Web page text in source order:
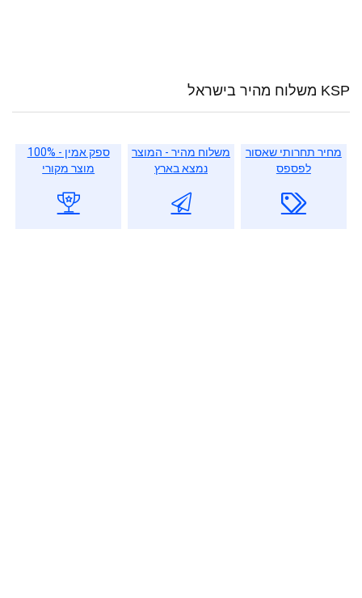
KSP משלוח מהיר בישראל
מחיר תחרותי שאסור
לפספס
משלוח מהיר - המוצר
נמצא בארץ
ספק אמין - 100%
מוצר מקורי